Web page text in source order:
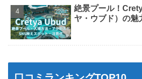
絶景プール！
ヤ・ウブド）の魅